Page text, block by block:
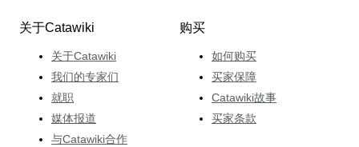
关于Catawiki
关于Catawiki
我们的专家们
就职
媒体报道
与Catawiki合作
购买
如何购买
买家保障
Catawiki故事
买家条款